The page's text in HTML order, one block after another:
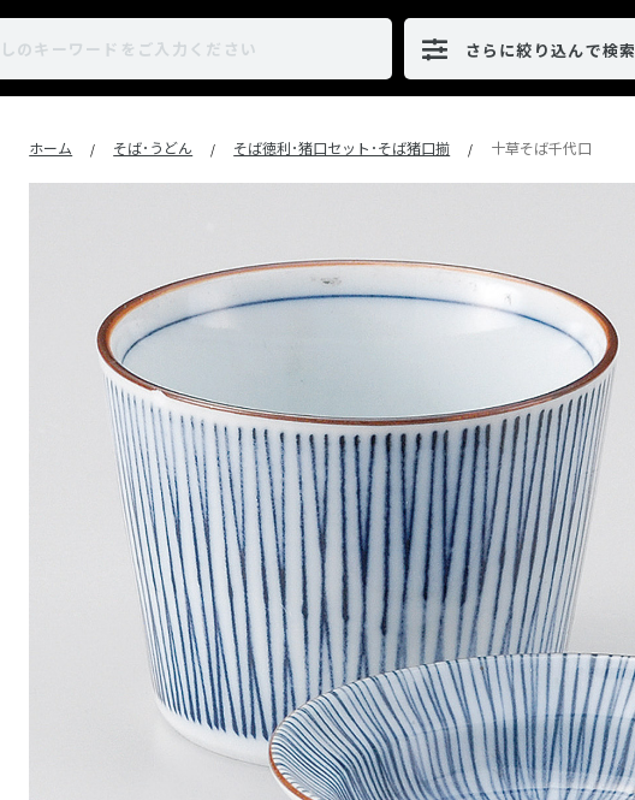
さらに絞り込んで検索
ホーム / そば･うどん / そば徳利･猪口セット･そば猪口揃 / 十草そば千代口